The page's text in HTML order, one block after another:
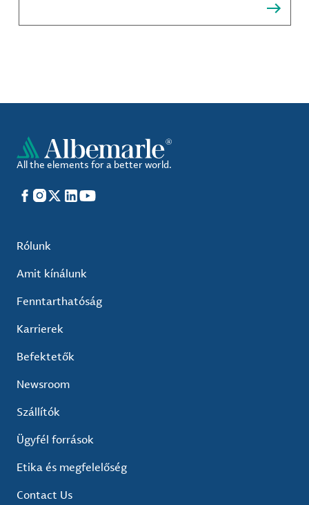
kompozit-anyag készítők és mások számára.
All the elements for a better world.
Facebook
Instagram
X LinkedIn
YouTube
Rólunk
Amit kínálunk
Fenntarthatóság
Karrierek
Befektetők
Newsroom
Szállítók
Ügyfél források
Etika és megfelelőség
Contact Us